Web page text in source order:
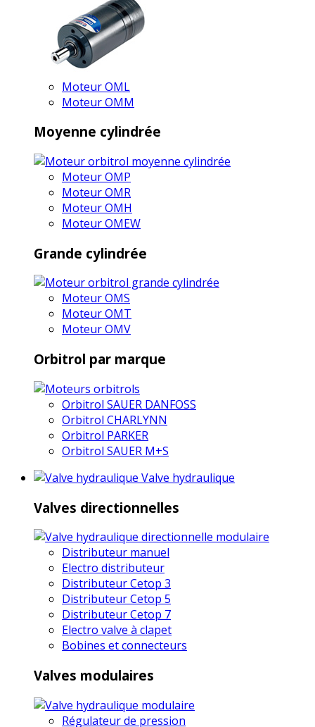
Moteur OML
Moteur OMM
Moyenne cylindrée
Moteur OMP
Moteur OMR
Moteur OMH
Moteur OMEW
Grande cylindrée
Moteur OMS
Moteur OMT
Moteur OMV
Orbitrol par marque
Orbitrol SAUER DANFOSS
Orbitrol CHARLYNN
Orbitrol PARKER
Orbitrol SAUER M+S
Valve hydraulique
Valves directionnelles
Distributeur manuel
Electro distributeur
Distributeur Cetop 3
Distributeur Cetop 5
Distributeur Cetop 7
Electro valve à clapet
Bobines et connecteurs
Valves modulaires
Régulateur de pression